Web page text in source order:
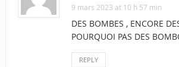
9 mars 2023 at 10 h 57 min
DES BOMBES , ENCORE
POURQUOI PAS DES
REPLY